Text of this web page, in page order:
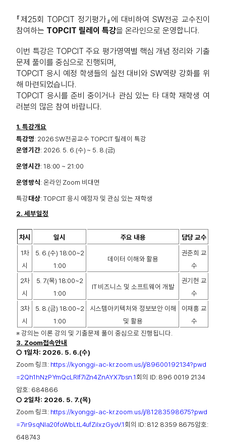
『제25회 TOPCIT 정기평가』에 대비하여 SW전공 교수진이
참여하는 TOPCIT 릴레이 특강을 온라인으로 운영합니다.
이번 특강은 TOPCIT주요 평가영역별 핵심 개념 정리와 기출
문제 풀이를 중심으로 진행되며 ,
TOPCIT응시 예정 학생들의 실전 대비와 SW역량 강화를 위
해 마련되었습니다.
TOPCIT 응시를 준비 중이거나 관심 있는 타 대학 재학생 여
러분의 많은 참여 바랍니다.
1.특강개요
특강명: 2026 SW전공교수 TOPCIT 릴레이 특강
운영기간: 2026. 5. 6.(수) ~ 5. 8.(금)
운영시간: 18:00 ~ 21:00
운영방식:온라인 Zoom 비대면
특강대상: TOPCIT응시 예정자 및 관심 있는 재학생
2.세부일정
차시 일시 주요 내용
담당 교수
1차
시
5. 6.(수) 18:00~2
1:00
데이터 이해와 활용
권준희 교
수
2차
시
5. 7.(목) 18:00~2
1:00
IT비즈니스 및 소프트웨어 개발
권기현 교
수
3차
시
5. 8.(금) 18:00~2
1:00
시스템아키텍처와 정보보안 이해
및 활용
이재흥 교
수
※강의는 이론 강의 및 기출문제 풀이 중심으로 진행됩니다
3. Zoom접속안내
○ 1일차: 2026. 5. 6.(수)
Zoom 링크: https://kyonggi-ac-kr.zoom.us/j/89600192134?pwd
=2Qh1hNzPYmQcLRlf7iZn4ZnAYX7bsn.1회의 ID: 896 0019 2134
암호: 684866
○ 2일차: 2026. 5. 7.(목)
Zoom 링크: https://kyonggi-ac-kr.zoom.us/j/81283598675?pwd
=7ir9sqNIa20foWbLtL4ufZiIxzGyoV.1회의 ID: 812 8359 8675암호:
648743